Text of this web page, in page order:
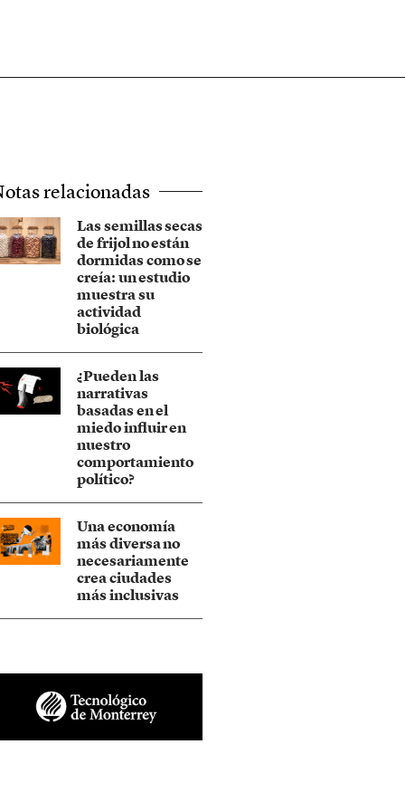
relacionadas
Las semillas secas
de frijol no están
dormidas como se
creía: un estudio
muestra su
actividad
biológica
¿Pueden las
narrativas
basadas en el
miedo influir en
nuestro
comportamiento
político?
Una economía
más diversa no
necesariamente
crea ciudades
más inclusivas